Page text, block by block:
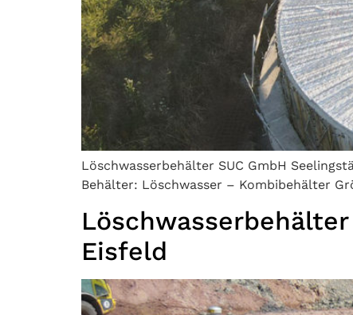
Löschwasserbehälter SUC GmbH
Behälter: Löschwasser – Kombibehälter
Löschwasserbehälter
Eisfeld